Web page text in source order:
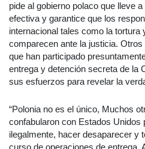
pide al gobierno polaco que lleve
efectiva y garantice que los
internacional tales como la tortura
comparecen ante la justicia.
que han participado
entrega y detención secreta de la
sus esfuerzos para revelar la
“Polonia no es el único, Muchos
confabularon con Estados Unidos
ilegalmente, hacer desaparecer y
curso de operaciones de entrega.